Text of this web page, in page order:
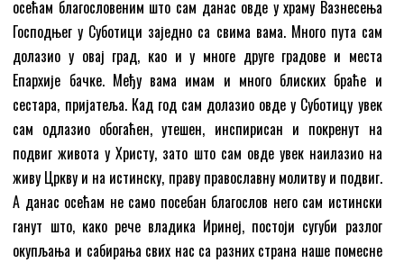
осећам благословеним што сам данас овде у храму Вазнесења
Господњег у Суботици заједно са свима вама. Много пута сам
долазио у овај град, као и у многе друге градове и места
Епархије бачке. Међу вама имам и много блиских браће и
сестара, пријатеља. Кад год сам долазио овде у Суботицу увек
сам одлазио обогаћен, утешен, инспирисан и покренут на
подвиг живота у Христу, зато што сам овде увек наилазио на
живу Цркву и на истинску, праву православну молитву и подвиг.
А данас осећам не само посебан благослов него сам истински
ганут што, како рече владика Иринеј, постоји сугуби разлог
окупљања и сабирања свих нас са разних страна наше помесне